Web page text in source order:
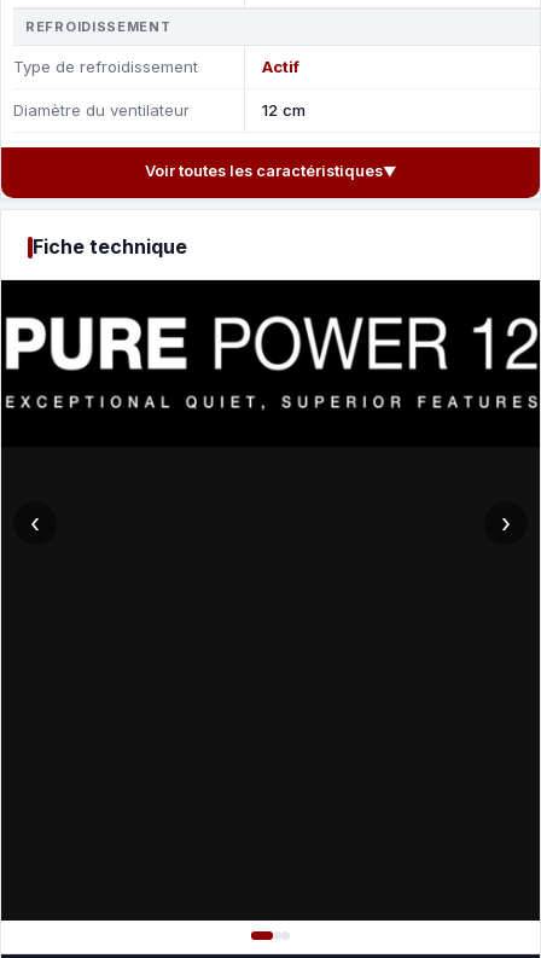
REFROIDISSEMENT
Type de refroidissement Actif
Diamètre du ventilateur 12 cm
Voir toutes les caractéristiques▼
Fiche technique
‹ ›